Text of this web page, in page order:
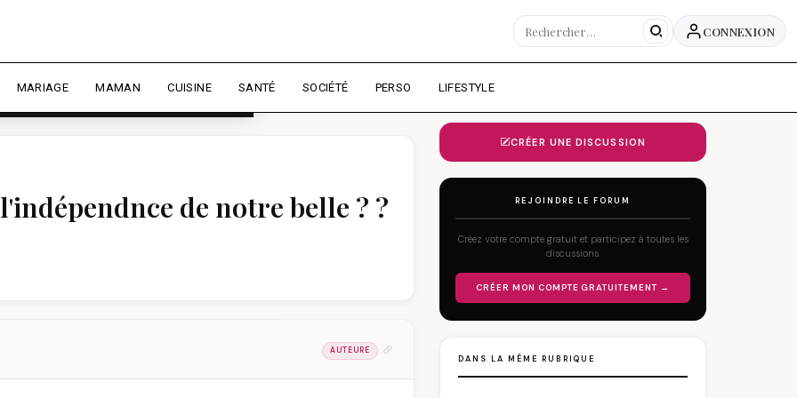
et mesurer l'audience. CONNEXION
MARIAGE MAMAN CUISINE SANTÉ SOCIÉTÉ PERSO LIFESTYLE
de notre belle ? ?
AUTEURE
CRÉER UNE DISCUSSION
REJOINDRE LE FORUM
Créez votre compte gratuit et participez à toutes les
discussions.
CRÉER MON COMPTE GRATUITEMENT →
DANS LA MÊME RUBRIQUE